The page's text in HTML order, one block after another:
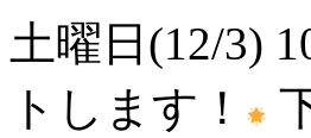
土曜日(12/3)
トします！